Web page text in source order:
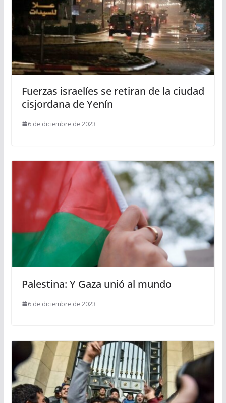
Fuerzas israelíes se retiran de la ciudad
cisjordana de Yenín
6 de diciembre de 2023
Palestina: Y Gaza unió al mundo
6 de diciembre de 2023